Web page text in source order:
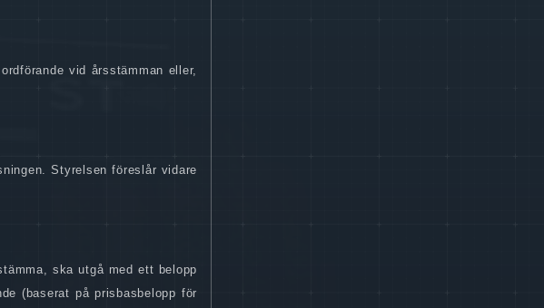
vid årsstämman eller,
Styrelsen föreslår vidare
ska utgå med ett belopp
(baserat på prisbasbelopp för